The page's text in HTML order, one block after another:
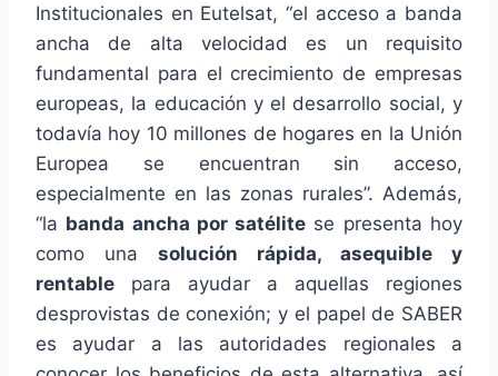
Institucionales en Eutelsat, “el acceso a banda
ancha de alta velocidad es un requisito
fundamental para el crecimiento de empresas
europeas, la educación y el desarrollo social, y
todavía hoy 10 millones de hogares en la Unión
Europea se encuentran sin acceso,
especialmente en las zonas rurales”. Además,
“la banda ancha por satélite se presenta hoy
como una solución rápida, asequible y
rentable para ayudar a aquellas regiones
desprovistas de conexión; y el papel de SABER
es ayudar a las autoridades regionales a